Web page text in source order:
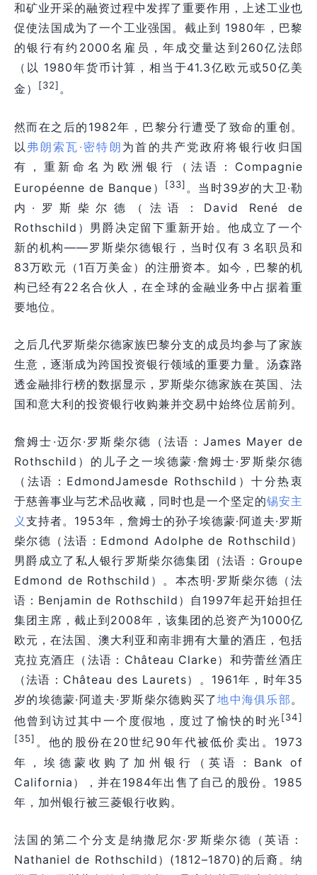
和矿业开采的融资过程中发挥了重要作用，上述工业也
促使法国成为了一个工业强国。截止到 1980年，巴黎
的银行有约2000名雇员，年成交量达到260亿法郎
（以 1980年货币计算，相当于41.3亿欧元或50亿美
金）
[32]。
然而在之后的1982年，巴黎分行遭受了致命的重创。
以 弗朗索瓦·密特朗 为首的共产党政府将银行收归国
有，重新命名为欧洲银行（法语：Compagnie
Européenne de Banque）
[33] 。当时39岁的大卫·勒
内·罗斯柴尔德（法语：David René de
Rothschild）男爵决定留下重新开始。他成立了一个
新的机构——罗斯柴尔德银行，当时仅有３名职员和
83万欧元（1百万美金）的注册资本。如今，巴黎的机
构已经有22名合伙人，在全球的金融业务中占据着重
要地位。
之后几代罗斯柴尔德家族巴黎分支的成员均参与了家族
生意，逐渐成为跨国投资银行领域的重要力量。汤森路
透金融排行榜的数据显示，罗斯柴尔德家族在英国、法
国和意大利的投资银行收购兼并交易中始终位居前列。
詹姆士·迈尔·罗斯柴尔德（法语：James Mayer de
Rothschild）的儿子之一埃德蒙·詹姆士·罗斯柴尔德
（法语：EdmondJamesde Rothschild）十分热衷
于慈善事业与艺术品收藏，同时也是一个坚定的锡安主
义 支持者。1953年，詹姆士的孙子埃德蒙·阿道夫·罗斯
柴尔德（法语：Edmond Adolphe de Rothschild）
男爵成立了私人银行罗斯柴尔德集团（法语：Groupe
Edmond de Rothschild）。本杰明·罗斯柴尔德（法
语：Benjamin de Rothschild）自1997年起开始担任
集团主席，截止到2008年，该集团的总资产为1000亿
欧元，在法国、澳大利亚和南非拥有大量的酒庄，包括
克拉克酒庄（法语：Château Clarke）和劳蕾丝酒庄
（法语：Château des Laurets）。1961年，时年35
岁的埃德蒙·阿道夫·罗斯柴尔德购买了地中海俱乐部 。
他曾到访过其中一个度假地，度过了愉快的时光[34]
[35] 。他的股份在20世纪90年代被低价卖出。1973
年，埃德蒙收购了加州银行（英语：Bank of
California），并在1984年出售了自己的股份。1985
年，加州银行被三菱银行收购。
法国的第二个分支是纳撒尼尔·罗斯柴尔德（英语：
Nathaniel de Rothschild）(1812–1870)的后裔。纳